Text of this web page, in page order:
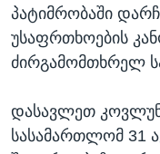
პატიმრობაში
უსაფრთხოების
ძირგამომთხრელ
დასავლეთ
სასამართლომ 31